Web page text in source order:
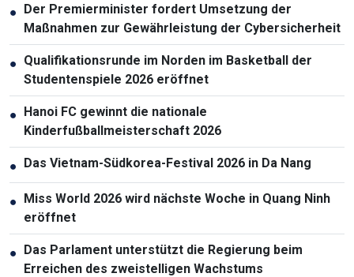
● Der Premierminister fordert Umsetzung der
Maßnahmen zur Gewährleistung der Cybersicherheit
● Qualifikationsrunde im Norden im Basketball der
Studentenspiele 2026 eröffnet
● Hanoi FC gewinnt die nationale
Kinderfußballmeisterschaft 2026
● Das Vietnam-Südkorea-Festival 2026 in Da Nang
● Miss World 2026 wird nächste Woche in Quang Ninh
eröffnet
● Das Parlament unterstützt die Regierung beim
Erreichen des zweistelligen Wachstums